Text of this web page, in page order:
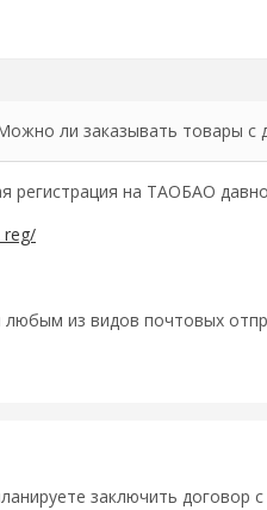
ли заказывать товары с
регистрация на ТАОБАО
любым из видов почтовых
заключить договор